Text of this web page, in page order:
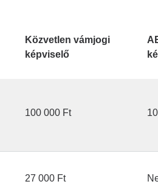
Közvetlen vámjogi
képviselő
100 000 Ft
27 000 Ft